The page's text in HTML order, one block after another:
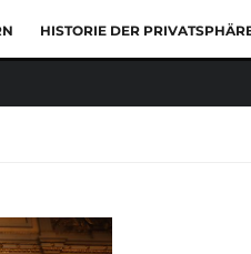
HISTORIE DER